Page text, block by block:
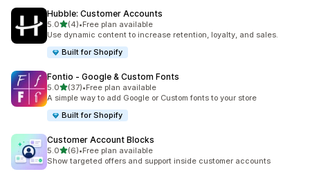
Hubble: Customer Accounts
5.0เต็ม 5 ดาว
(4)
ทั้งหมด 4 รีวิว
•Free plan available
Use dynamic content to increase retention, loyalty, and sales.
Built for Shopify
Fontio ‑ Google & Custom Fonts
5.0เต็ม 5 ดาว
(37)
ทั้งหมด 37 รีวิว
•Free plan available
A simple way to add Google or Custom fonts to your store
Built for Shopify
Customer Account Blocks
5.0เต็ม 5 ดาว
(6)
ทั้งหมด 6 รีวิว
•Free plan available
Show targeted offers and support inside customer accounts